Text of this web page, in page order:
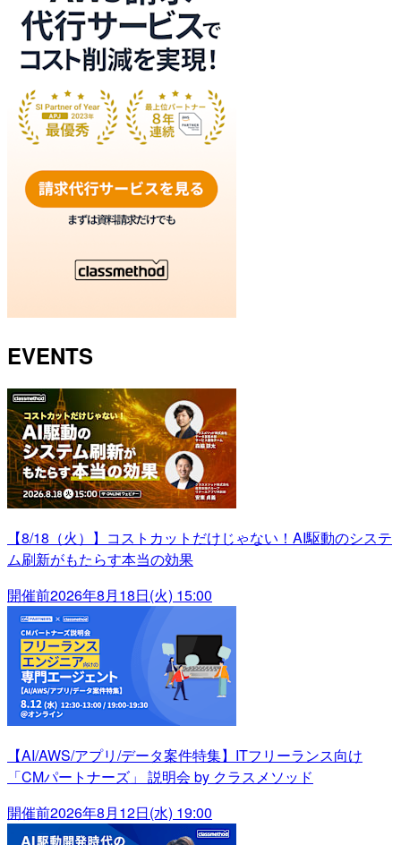
EVENTS
【8/18（火）】コストカットだけじゃない！AI駆動のシステ
ム刷新がもたらす本当の効果
開催前2026年8月18日(火) 15:00
【AI/AWS/アプリ/データ案件特集】ITフリーランス向け
「CMパートナーズ」 説明会 by クラスメソッド
開催前2026年8月12日(水) 19:00